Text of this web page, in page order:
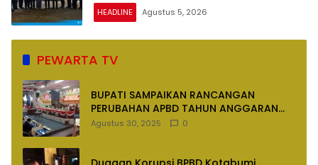
HEADLINE Agustus 5, 2026
PEWARTA TV
BUPATI SAMPAIKAN RANCANGAN
PERUBAHAN APBD TAHUN ANGGARAN
2025
Agustus 30, 2025 0